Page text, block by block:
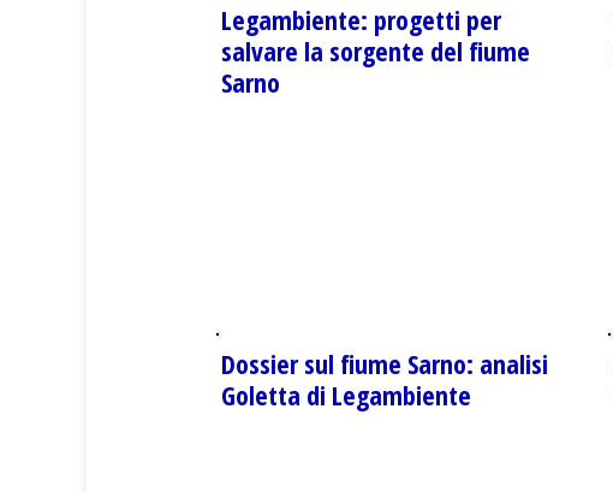
Legambiente: progetti per
salvare la sorgente del fiume
Sarno
Dossier sul fiume Sarno: analisi
Goletta di Legambiente